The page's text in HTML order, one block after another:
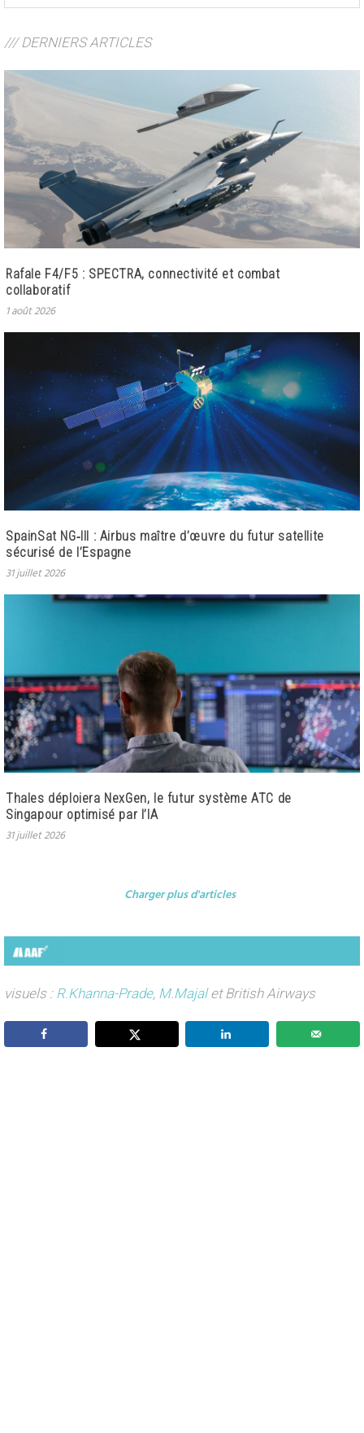
/// DERNIERS ARTICLES
Rafale F4/F5 : SPECTRA, connectivité et combat
collaboratif
1 août 2026
SpainSat NG‑III : Airbus maître d’œuvre du futur satellite
sécurisé de l’Espagne
31 juillet 2026
Thales déploiera NexGen, le futur système ATC de
Singapour optimisé par l’IA
31 juillet 2026
Charger plus d'articles
visuels : R.Khanna-Prade, M.Majalet British Airways